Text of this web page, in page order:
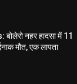
नहर हादसा में 11
मौत, एक लापता